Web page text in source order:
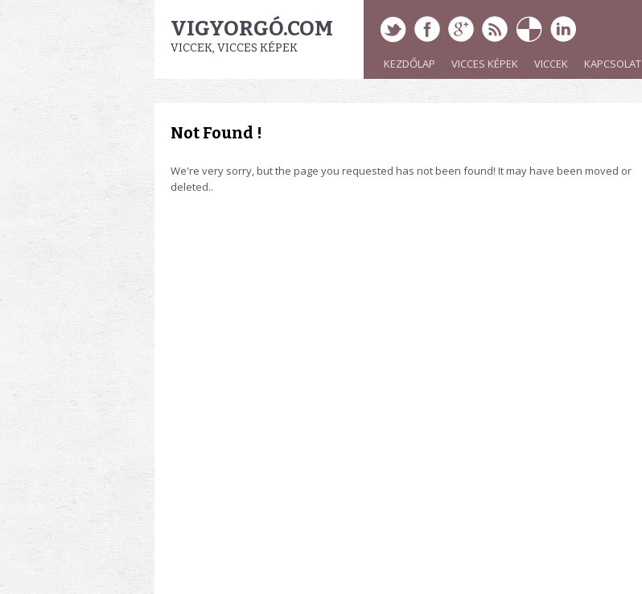
VIGYORGÓ.COM
VICCEK, VICCES KÉPEK
KEZDŐLAP VICCES KÉPEK VICCEK KAPCSOLAT
Not Found !
We're very sorry, but the page you requested has not been found! It may have been moved or
deleted..